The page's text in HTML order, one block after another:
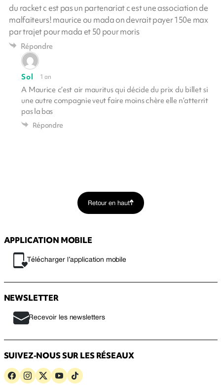
du racket c est pas un partenariat c est une association de
malfaiteurs! maurice ou mada on devrait payer 150e max
par trajet pour mada et 50 pour moris
Répondre
Sol 1 an
A Maurice c’est air mauritus qui décide du prix du billet si
une autre compagnie veut faire moins chère elle n’atterrit
pas la bas
Répondre
Retour en haut
APPLICATION MOBILE
Télécharger l’application mobile
NEWSLETTER
Recevoir les newsletters
SUIVEZ-NOUS SUR LES RÉSEAUX